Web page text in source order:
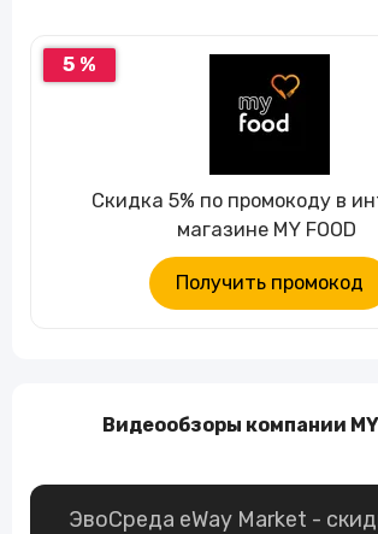
5 %
Скидка 5% по промокоду в
магазине MY FOOD
Получить промокод
Видеообзоры компании MY
ЭвоСреда eWay Market -